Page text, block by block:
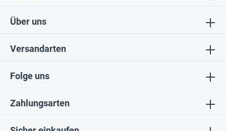
Folge uns
Über uns
Zahlungsarten
Versandarten